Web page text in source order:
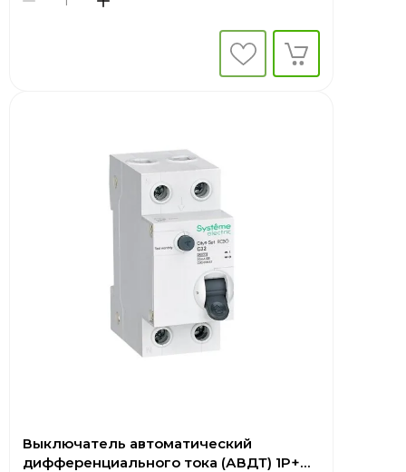
Выключатель автоматический
дифференциального тока (АВДТ) 1P+N